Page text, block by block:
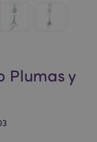
Plumas y